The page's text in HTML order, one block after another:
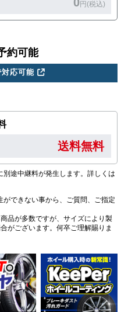
円(税込)
約可能
応可能
送料無料
途中継料が発生します。詳しくは
できない事から、ご質問、ご指定
品が多数ですが、サイズにより製
がございます。何卒ご理解賜りま